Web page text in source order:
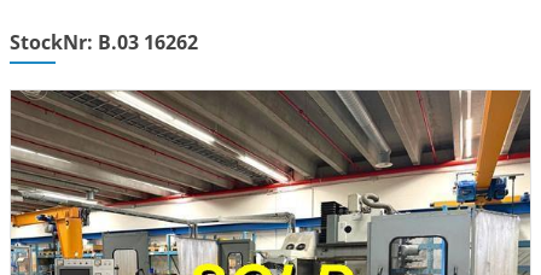
StockNr: B.03 16262